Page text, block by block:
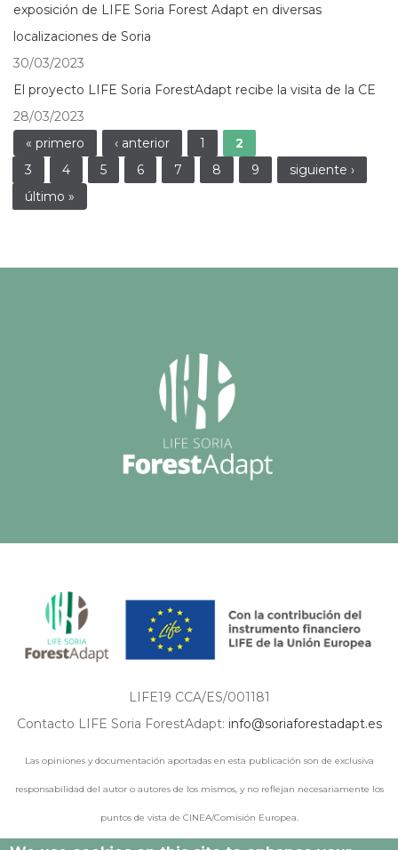
exposición de LIFE Soria Forest Adapt en diversas
localizaciones de Soria
30/03/2023
El proyecto LIFE Soria ForestAdapt recibe la visita de la CE
28/03/2023
Páginas
« primero ‹ anterior 1
2
3
4 5 6 7 8 9
siguiente ›
último »
LIFE19 CCA/ES/001181
Contacto LIFE Soria ForestAdapt: info@soriaforestadapt.es
Las opiniones y documentación aportadas en esta publicación son de exclusiva
responsabilidad del autor o autores de los mismos, y no reflejan necesariamente los
puntos de vista de CINEA/Comisión Europea.